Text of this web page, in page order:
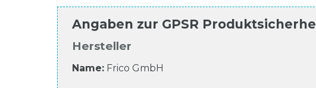
Angaben zur GPSR
Hersteller
Name: Frico GmbH